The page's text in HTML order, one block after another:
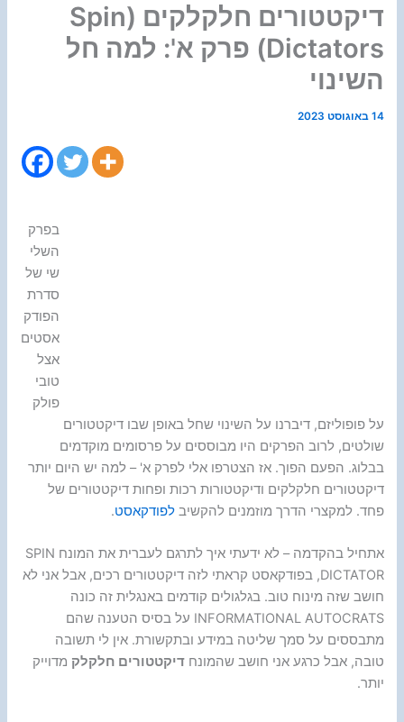
דיקטטורים חלקלקים (Spin
Dictators) פרק א': למה חל
השינוי
14 באוגוסט 2023
בפרק
השלי
שי של
סדרת
הפודק
אסטים
אצל
טובי
פולק
על פופוליזם, דיברנו על השינוי שחל באופן שבו דיקטטורים
שולטים, לרוב הפרקים היו מבוססים על פרסומים מוקדמים
בבלוג. הפעם הפוך. אז הצטרפו אלי לפרק א' – למה יש היום יותר
דיקטטורים חלקלקים ודיקטטורות רכות ופחות דיקטטורים של
פחד. למקצרי הדרך מוזמנים להקשיבלפודקאסט.
אתחיל בהקדמה – לא ידעתי איך לתרגם לעברית את המונח SPIN
DICTATOR, בפודקאסט קראתי לזה דיקטטורים רכים, אבל אני לא
חושב שזה מינוח טוב. בגלגולים קודמים באנגלית זה כונה
INFORMATIONAL AUTOCRATS על בסיס הטענה שהם
מתבססים על סמך שליטה במידע ובתקשורת. אין לי תשובה
טובה, אבל כרגע אני חושב שהמונחדיקטטורים חלקלק מדוייק
יותר.